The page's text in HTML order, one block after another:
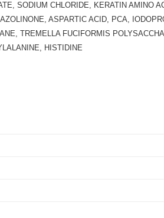
SODIUM CHLORIDE, KERATIN AMINO
ASPARTIC ACID, PCA,
TREMELLA FUCIFORMIS
HISTIDINE